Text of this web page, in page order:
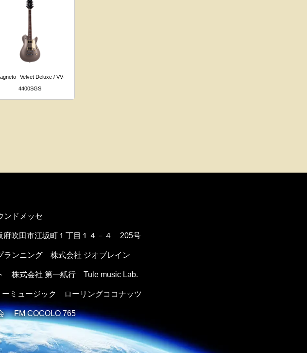
Velvet Deluxe / VV-
4400SGS
ドメッセ
府吹田市江坂町１丁目１４－４ 205号
ランニング 株式会社 ジオブレイン
株式会社 第一紙行 Tule music Lab.
ーミュージック ローリングココナッツ
FM COCOLO 765